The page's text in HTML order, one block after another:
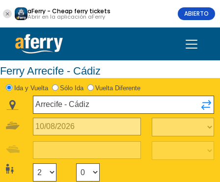
aFerry - Cheap ferry tickets
Abrir en la aplicación aFerry ABIERTO
Ferry Arrecife - Cádiz
Ida y Vuelta Sólo Ida Vuelta Diferente